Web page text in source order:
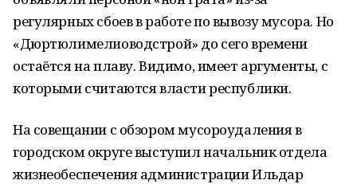
регулярных сбоев в работе по вывозу мусора. Но
«Дюртюлимелиоводстрой» до сего времени
остаётся на плаву. Видимо, имеет аргументы, с
которыми считаются власти республики.
На совещании с обзором мусороудаления в
городском округе выступил начальник отдела
жизнеобеспечения администрации Ильдар